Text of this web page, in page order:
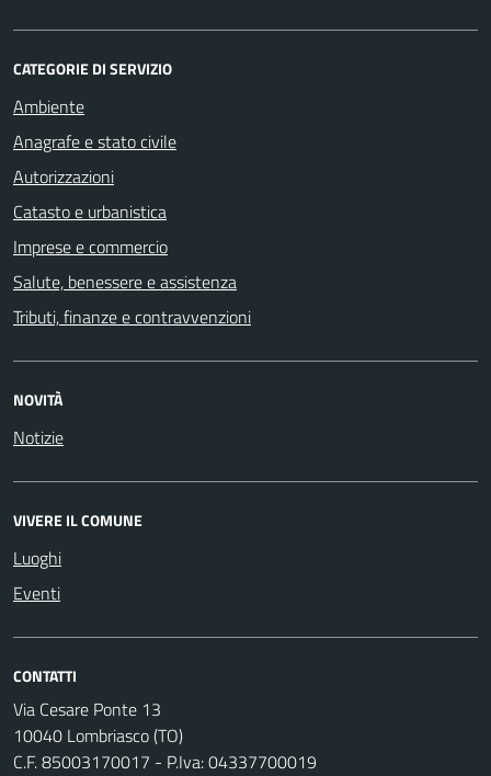
CATEGORIE DI SERVIZIO
Ambiente
Anagrafe e stato civile
Autorizzazioni
Catasto e urbanistica
Imprese e commercio
Salute, benessere e assistenza
Tributi, finanze e contravvenzioni
NOVITÀ
Notizie
VIVERE IL COMUNE
Luoghi
Eventi
CONTATTI
Via Cesare Ponte 13
10040 Lombriasco (TO)
C.F. 85003170017 - P.Iva: 04337700019